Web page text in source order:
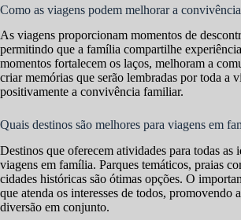
Como as viagens podem melhorar a
As viagens proporcionam momentos de
permitindo que a família compartilhe
momentos fortalecem os laços, melhoram a
criar memórias que serão lembradas por toda a
positivamente a convivência familiar.
Quais destinos são melhores para viagens em
Destinos que oferecem atividades para todas as
viagens em família. Parques temáticos, praias
cidades históricas são ótimas opções. O
que atenda os interesses de todos, promovendo
diversão em conjunto.